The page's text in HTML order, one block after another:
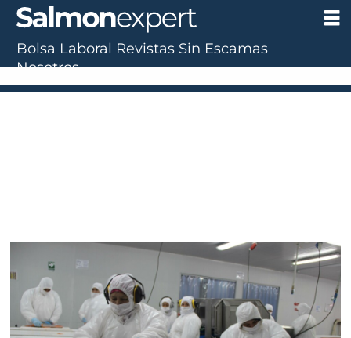
Bolsa Laboral Revistas Sin Escamas
Nosotros